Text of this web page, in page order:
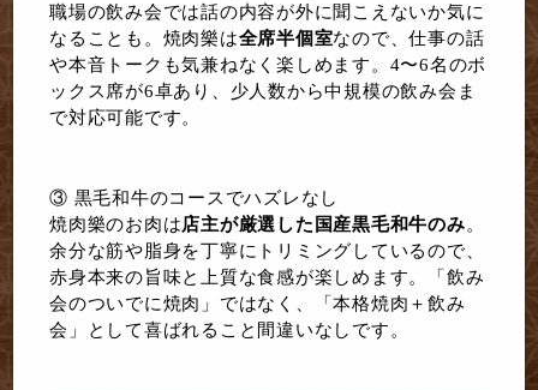
職場の飲み会では話の内容が外に聞こえないか気に
なることも。焼肉樂は全席半個室なので、仕事の話
や本音トークも気兼ねなく楽しめます。4〜6名のボ
ックス席が6卓あり、少人数から中規模の飲み会ま
で対応可能です。
③ 黒毛和牛のコースでハズレなし
焼肉樂のお肉は店主が厳選した国産黒毛和牛のみ。
余分な筋や脂身を丁寧にトリミングしているので、
赤身本来の旨味と上質な食感が楽しめます。「飲み
会のついでに焼肉」ではなく、「本格焼肉＋飲み
会」として喜ばれること間違いなしです。